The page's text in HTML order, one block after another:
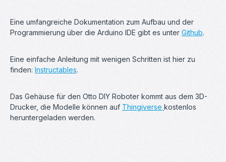
Eine umfangreiche Dokumentation zum Aufbau und der
Programmierung über die Arduino IDE gibt es unter Github.
Eine einfache Anleitung mit wenigen Schritten ist hier zu
finden: Instructables.
Das Gehäuse für den Otto DIY Roboter kommt aus dem 3D-
Drucker, die Modelle können auf Thingiverse kostenlos
heruntergeladen werden.